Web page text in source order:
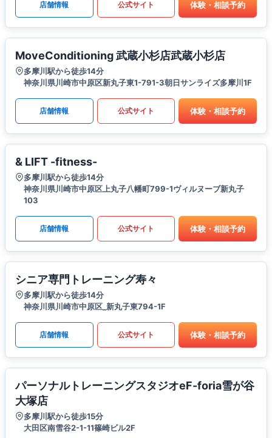
店舗情報 公式サイト 体験・相談予約
MoveConditioning 武蔵小杉店武蔵小杉店
多摩川駅から徒歩14分
神奈川県川崎市中原区新丸子東1-791-3朝日サンライズ多摩川1F
店舗情報 公式サイト 体験・相談予約
& LIFT -fitness-
多摩川駅から徒歩14分
神奈川県川崎市中原区上丸子八幡町799-1ヴィルヌーブ新丸子
103
店舗情報 公式サイト 体験・相談予約
シニア専門トレーニング寿々
多摩川駅から徒歩14分
神奈川県川崎市中原区_新丸子東794-1F
店舗情報 公式サイト 体験・相談予約
パーソナルトレーニングスタジオeF-foria雪が谷
大塚店
多摩川駅から徒歩15分
大田区南雪谷2-1-11篠崎ビル2F